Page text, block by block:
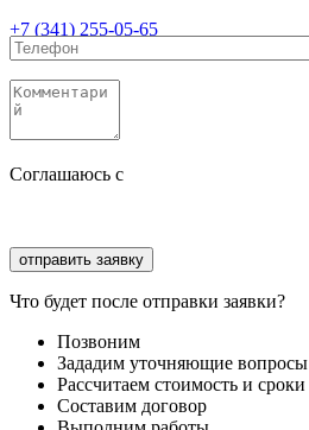
+7 (341) 255-05-65
Соглашаюсь с
Что будет после отправки заявки?
Позвоним
Зададим уточняющие вопросы
Рассчитаем стоимость и сроки
Составим договор